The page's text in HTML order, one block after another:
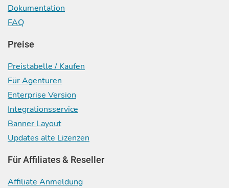
Dokumentation
FAQ
Preise
Preistabelle / Kaufen
Für Agenturen
Enterprise Version
Integrationsservice
Banner Layout
Updates alte Lizenzen
Für Affiliates & Reseller
Affiliate Anmeldung